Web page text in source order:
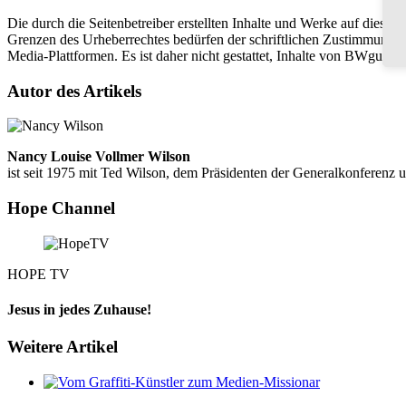
Die durch die Seitenbetreiber erstellten Inhalte und Werke auf
Grenzen des Urheberrechtes bedürfen der schriftlichen
Media-Plattformen. Es ist daher nicht gestattet, Inhalte von BWgung
Autor des Artikels
Nancy Louise Vollmer Wilson
ist seit 1975 mit Ted Wilson, dem Präsidenten der Generalkonferenz
Hope Channel
HOPE TV
Jesus in jedes Zuhause!
Weitere Artikel